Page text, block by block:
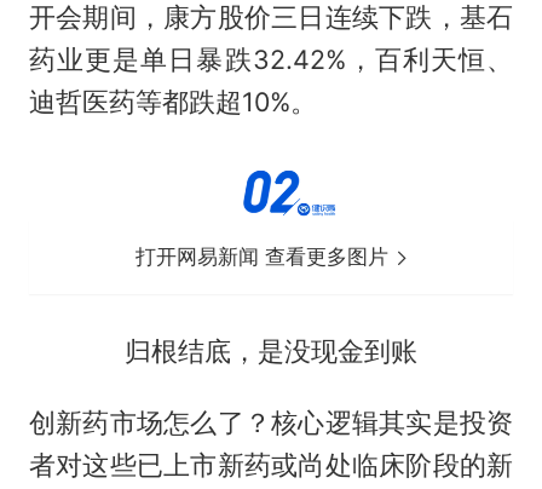
开会期间，康方股价三日连续下跌，基石
药业更是单日暴跌32.42%，百利天恒、
迪哲医药等都跌超10%。
打开网易新闻 查看更多图片
归根结底，是没现金到账
创新药市场怎么了？核心逻辑其实是投资
者对这些已上市新药或尚处临床阶段的新